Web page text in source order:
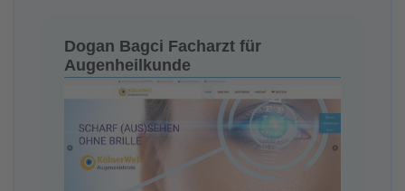
Dogan Bagci Facharzt für
Augenheilkunde